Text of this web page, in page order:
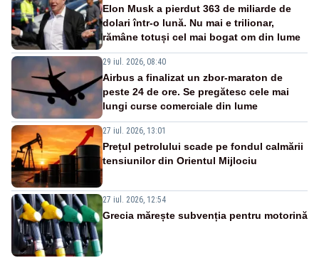
Elon Musk a pierdut 363 de miliarde de
dolari într-o lună. Nu mai e trilionar,
rămâne totuși cel mai bogat om din lume
29 iul. 2026, 08:40
Airbus a finalizat un zbor-maraton de
peste 24 de ore. Se pregătesc cele mai
lungi curse comerciale din lume
27 iul. 2026, 13:01
Prețul petrolului scade pe fondul calmării
tensiunilor din Orientul Mijlociu
27 iul. 2026, 12:54
Grecia mărește subvenția pentru motorină